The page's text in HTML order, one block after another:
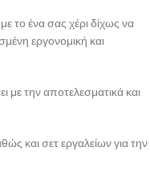
το ένα σας χέρι δίχως να
εργονομική και
με την αποτελεσματικά και
και σετ εργαλείων για την